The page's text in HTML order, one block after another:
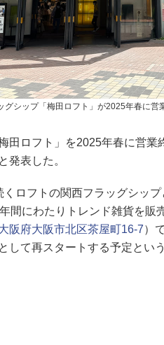
グシップ「梅田ロフト」が2025年春に営
田ロフト」を2025年春に営業
発表した。
ロフトの関西フラッグシッ
間にわたりトレンド雑貨を販
阪府大阪市北区茶屋町16-7）
して再スタートする予定という